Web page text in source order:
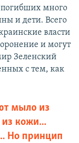
погибших много
и дети. Всего
власти
и могут
Зеленский
с тем, как
мыло из
кожи...
Но принцип